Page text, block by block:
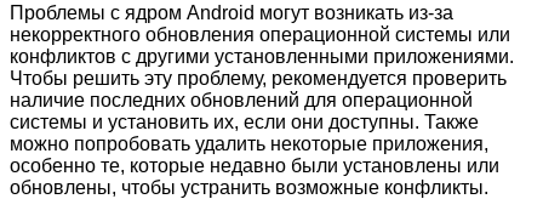
Проблемы с ядром Android могут возникать из-за
некорректного обновления операционной системы или
конфликтов с другими установленными приложениями.
Чтобы решить эту проблему, рекомендуется проверить
наличие последних обновлений для операционной
системы и установить их, если они доступны. Также
можно попробовать удалить некоторые приложения,
особенно те, которые недавно были установлены или
обновлены, чтобы устранить возможные конфликты.